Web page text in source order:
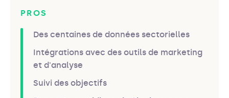
PROS
Des centaines de données sectorielles
Intégrations avec des outils de marketing
et d'analyse
Suivi des objectifs